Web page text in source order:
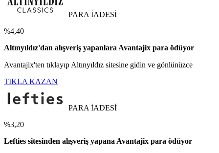
PARA İADESİ
%4,40
Altınyıldız'dan alışveriş yapanlara Avantajix para ödüyor
Avantajix'ten tıklayıp Altınyıldız sitesine gidin ve gönlünüzce
TIKLA KAZAN
PARA İADESİ
%3,20
Lefties sitesinden alışveriş yapana Avantajix para ödüyor